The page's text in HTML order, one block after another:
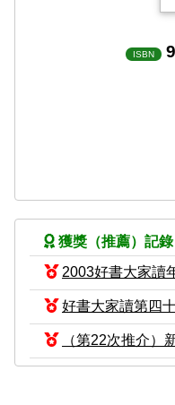
ISBN
獲獎（推薦）記錄
2003好書大家讀
好書大家讀第四
（第22次推介）